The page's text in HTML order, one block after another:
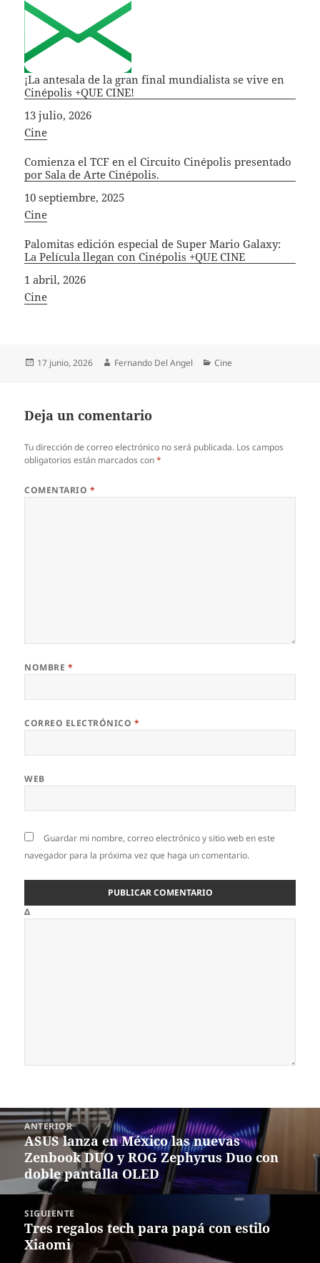
¡La antesala de la gran final mundialista se vive en
Cinépolis +QUE CINE!
Fecha
13 julio, 2026
In relation to
Cine
Comienza el TCF en el Circuito Cinépolis presentado
por Sala de Arte Cinépolis.
Fecha
10 septiembre, 2025
In relation to
Cine
Palomitas edición especial de Super Mario Galaxy:
La Película llegan con Cinépolis +QUE CINE
Fecha
1 abril, 2026
In relation to
Cine
Publicado
17 junio, 2026 Autor
Fernando Del Angel Categorías
Cine
Deja un comentario
Tu dirección de correo electrónico no será publicada. Los campos
obligatorios están marcados con*
COMENTARIO *
NOMBRE *
CORREO ELECTRÓNICO *
WEB
Guardar mi nombre, correo electrónico y sitio web en este
navegador para la próxima vez que haga un comentario.
Δ
Navegación
de
entradas
ANTERIOR
Entrada
anterior:
ASUS lanza en México las nuevas
Zenbook DUO y ROG Zephyrus Duo con
doble pantalla OLED
SIGUIENTE
Siguiente
entrada:
Tres regalos tech para papá con estilo
Xiaomi